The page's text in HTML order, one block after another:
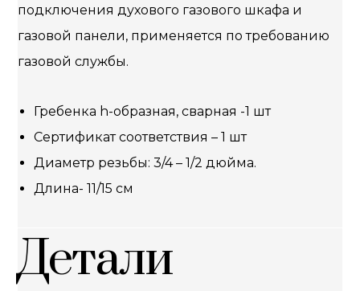
подключения духового газового шкафа и
газовой панели, применяется по требованию
газовой службы.
Гребенка h-образная, сварная -1 шт
Сертификат соответствия – 1 шт
Диаметр резьбы: 3/4 – 1/2 дюйма.
Длина- 11/15 см
Детали